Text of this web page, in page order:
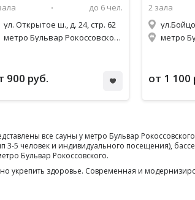
до 6 чел.
ул. Открытое ш., д. 24, стр. 62
метро Бульвар Рокоссовского (1,7км)
900 руб.
2 зала
от 1 100
все сауны у метро Бульвар
5 человек и индивидуального посещения),
Бульвар Рокоссовского.
укрепить здоровье. Современная и